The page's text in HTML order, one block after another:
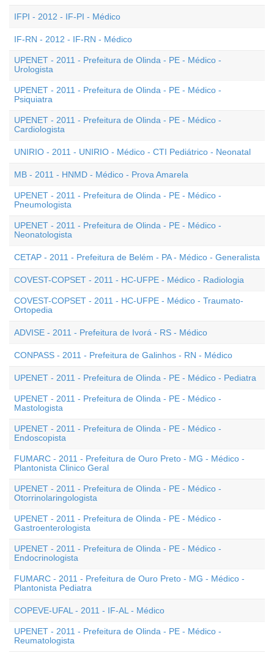
IFPI - 2012 - IF-PI - Médico
IF-RN - 2012 - IF-RN - Médico
UPENET - 2011 - Prefeitura de Olinda - PE - Médico -
Urologista
UPENET - 2011 - Prefeitura de Olinda - PE - Médico -
Psiquiatra
UPENET - 2011 - Prefeitura de Olinda - PE - Médico -
Cardiologista
UNIRIO - 2011 - UNIRIO - Médico - CTI Pediátrico - Neonatal
MB - 2011 - HNMD - Médico - Prova Amarela
UPENET - 2011 - Prefeitura de Olinda - PE - Médico -
Pneumologista
UPENET - 2011 - Prefeitura de Olinda - PE - Médico -
Neonatologista
CETAP - 2011 - Prefeitura de Belém - PA - Médico - Generalista
COVEST-COPSET - 2011 - HC-UFPE - Médico - Radiologia
COVEST-COPSET - 2011 - HC-UFPE - Médico - Traumato-
Ortopedia
ADVISE - 2011 - Prefeitura de Ivorá - RS - Médico
CONPASS - 2011 - Prefeitura de Galinhos - RN - Médico
UPENET - 2011 - Prefeitura de Olinda - PE - Médico - Pediatra
UPENET - 2011 - Prefeitura de Olinda - PE - Médico -
Mastologista
UPENET - 2011 - Prefeitura de Olinda - PE - Médico -
Endoscopista
FUMARC - 2011 - Prefeitura de Ouro Preto - MG - Médico -
Plantonista Clinico Geral
UPENET - 2011 - Prefeitura de Olinda - PE - Médico -
Otorrinolaringologista
UPENET - 2011 - Prefeitura de Olinda - PE - Médico -
Gastroenterologista
UPENET - 2011 - Prefeitura de Olinda - PE - Médico -
Endocrinologista
FUMARC - 2011 - Prefeitura de Ouro Preto - MG - Médico -
Plantonista Pediatra
COPEVE-UFAL - 2011 - IF-AL - Médico
UPENET - 2011 - Prefeitura de Olinda - PE - Médico -
Reumatologista